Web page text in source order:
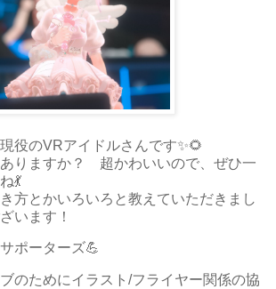
役のVRアイドルさんです✨🌻
りますか？ 超かわいいので、ぜひ一
💃
方とかいろいろと教えていただきまし
います！
ポーターズ💪
のためにイラスト/フライヤー関係の協